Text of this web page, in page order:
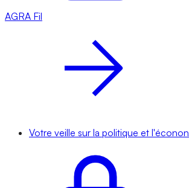
AGRA Fil
Votre veille sur la politique et